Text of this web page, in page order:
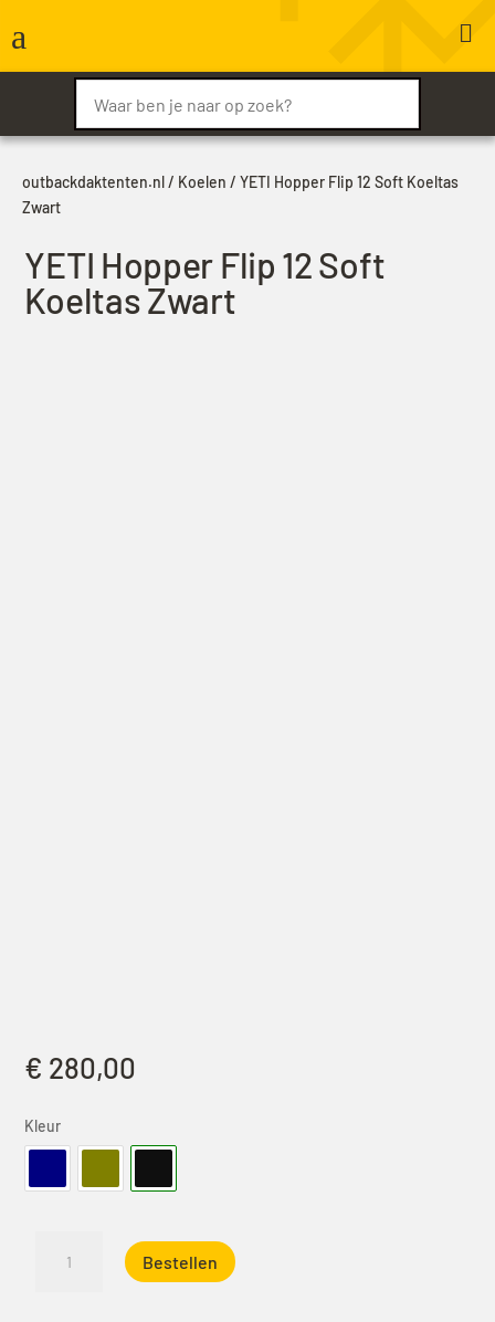
a 
outbackdaktenten.nl/ Koelen / YETI Hopper Flip 12 Soft Koeltas
Zwart
YETI Hopper Flip 12 Soft
Koeltas Zwart
€ 280,00
Kleur
Hopper
Bestellen